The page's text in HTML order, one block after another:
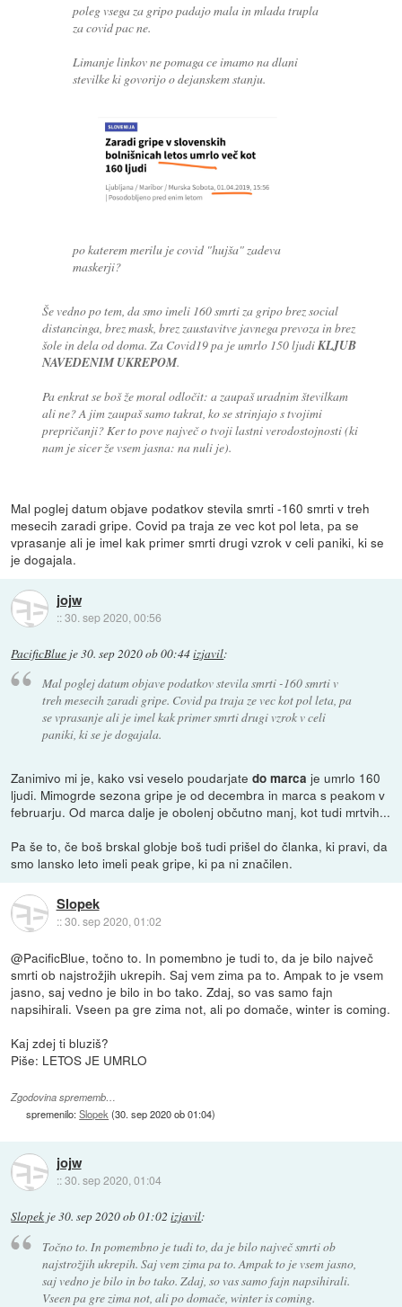
poleg vsega za gripo padajo mala in mlada trupla
za covid pac ne.
Limanje linkov ne pomaga ce imamo na dlani
stevilke ki govorijo o dejanskem stanju.
po katerem merilu je covid "hujša" zadeva
maskerji?
Še vedno po tem, da smo imeli 160 smrti za gripo brez social
distancinga, brez mask, brez zaustavitve javnega prevoza in brez
šole in dela od doma. Za Covid19 pa je umrlo 150 ljudiKLJUB
NAVEDENIM UKREPOM.
Pa enkrat se boš že moral odločit: a zaupaš uradnim številkam
ali ne? A jim zaupaš samo takrat, ko se strinjajo s tvojimi
prepričanji? Ker to pove največ o tvoji lastni verodostojnosti (ki
nam je sicer že vsem jasna: na nuli je).
Mal poglej datum objave podatkov stevila smrti -160 smrti v treh
mesecih zaradi gripe. Covid pa traja ze vec kot pol leta, pa se
vprasanje ali je imel kak primer smrti drugi vzrok v celi paniki, ki se
je dogajala.
jojw
::30. sep 2020, 00:56
PacificBlue je30. sep 2020 ob 00:44izjavil:
Mal poglej datum objave podatkov stevila smrti -160 smrti v
treh mesecih zaradi gripe. Covid pa traja ze vec kot pol leta, pa
se vprasanje ali je imel kak primer smrti drugi vzrok v celi
paniki, ki se je dogajala.
Zanimivo mi je, kako vsi veselo poudarjatedo marca je umrlo 160
ljudi. Mimogrde sezona gripe je od decembra in marca s peakom v
februarju. Od marca dalje je obolenj občutno manj, kot tudi mrtvih...
Pa še to, če boš brskal globje boš tudi prišel do članka, ki pravi, da
smo lansko leto imeli peak gripe, ki pa ni značilen.
Slopek
::30. sep 2020, 01:02
@PacificBlue, točno to. In pomembno je tudi to, da je bilo največ
smrti ob najstrožjih ukrepih. Saj vem zima pa to. Ampak to je vsem
jasno, saj vedno je bilo in bo tako. Zdaj, so vas samo fajn
napsihirali. Vseen pa gre zima not, ali po domače, winter is coming.
Kaj zdej ti bluziš?
Piše: LETOS JE UMRLO
Zgodovina sprememb…
spremenilo:Slopek(30. sep 2020 ob 01:04)
jojw
::30. sep 2020, 01:04
Slopek je30. sep 2020 ob 01:02 izjavil:
Točno to. In pomembno je tudi to, da je bilo največ smrti ob
najstrožjih ukrepih. Saj vem zima pa to. Ampak to je vsem jasno,
saj vedno je bilo in bo tako. Zdaj, so vas samo fajn napsihirali.
Vseen pa gre zima not, ali po domače, winter is coming.